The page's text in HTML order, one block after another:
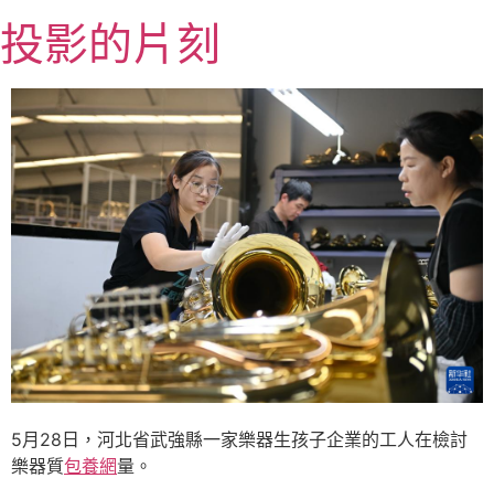
至
主
要
內
容
投影的片刻
5月28日，河北省武強縣一家樂器生孩子企業的工人在檢討
樂器質包養網量。